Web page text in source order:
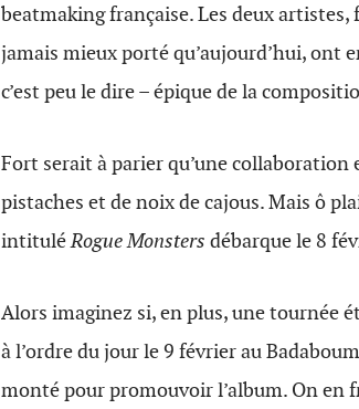
beatmaking française. Les deux artistes,
jamais mieux porté qu’aujourd’hui, ont
c’est peu le dire – épique de la
Fort serait à parier qu’une collaboration
pistaches et de noix de cajous. Mais ô
intituléRogue Monsters débarque le 8
Alors imaginez si, en plus, une tournée
à l’ordre du jour le 9 février au
monté pour promouvoir l’album. On en